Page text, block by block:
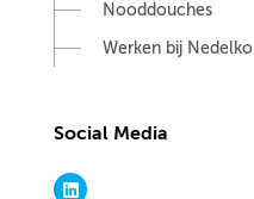
Nooddouches
Werken bij Nedelko
Social Media